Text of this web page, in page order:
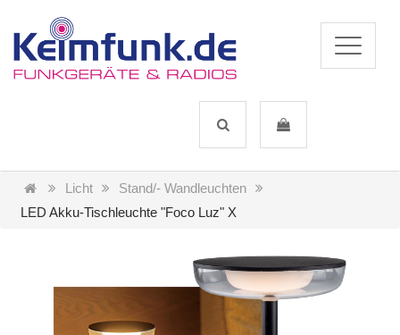
Licht
Stand/- Wandleuchten
LED Akku-Tischleuchte "Foco Luz" X